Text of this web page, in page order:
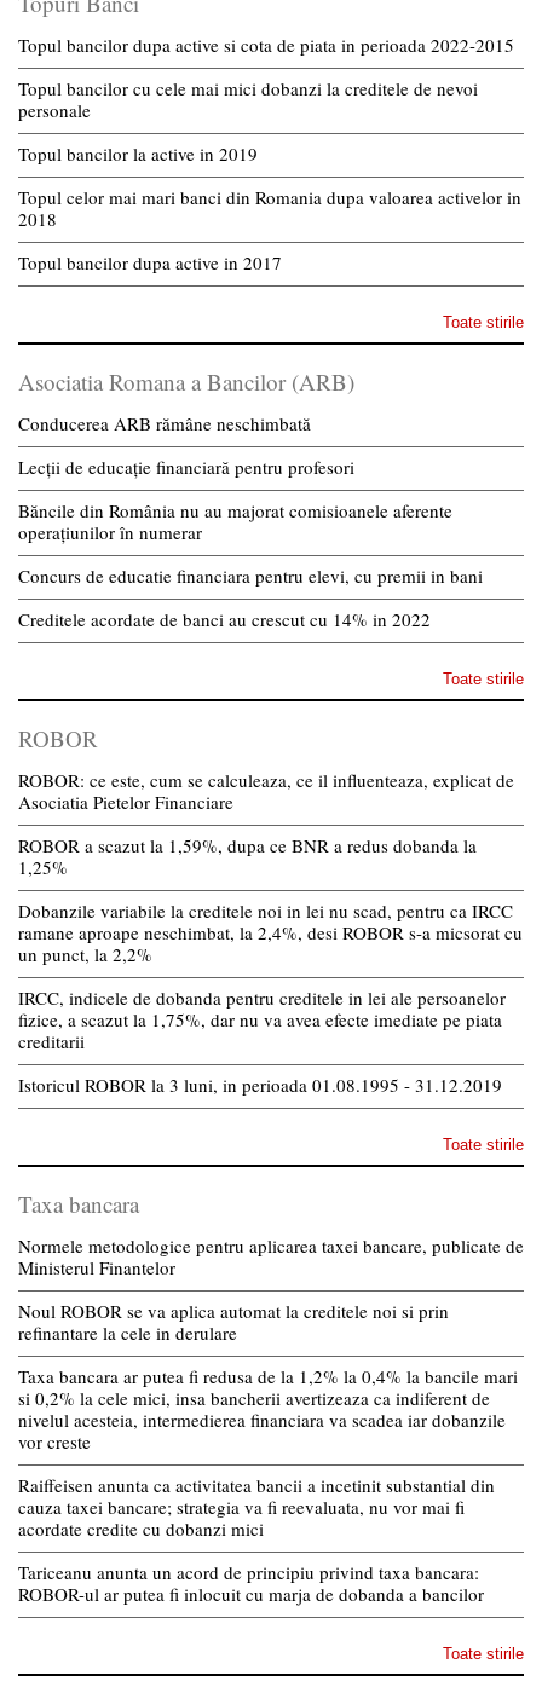
Topul bancilor dupa active si cota de piata in perioada 2022-2015
Topul bancilor cu cele mai mici dobanzi la creditele de nevoi
personale
Topul bancilor la active in 2019
Topul celor mai mari banci din Romania dupa valoarea activelor in
2018
Topul bancilor dupa active in 2017
Toate stirile
Asociatia Romana a Bancilor (ARB)
Conducerea ARB rămâne neschimbată
Lecții de educație financiară pentru profesori
Băncile din România nu au majorat comisioanele aferente
operațiunilor în numerar
Concurs de educatie financiara pentru elevi, cu premii in bani
Creditele acordate de banci au crescut cu 14% in 2022
Toate stirile
ROBOR
ROBOR: ce este, cum se calculeaza, ce il influenteaza, explicat de
Asociatia Pietelor Financiare
ROBOR a scazut la 1,59%, dupa ce BNR a redus dobanda la
1,25%
Dobanzile variabile la creditele noi in lei nu scad, pentru ca IRCC
ramane aproape neschimbat, la 2,4%, desi ROBOR s-a micsorat cu
un punct, la 2,2%
IRCC, indicele de dobanda pentru creditele in lei ale persoanelor
fizice, a scazut la 1,75%, dar nu va avea efecte imediate pe piata
creditarii
Istoricul ROBOR la 3 luni, in perioada 01.08.1995 - 31.12.2019
Toate stirile
Taxa bancara
Normele metodologice pentru aplicarea taxei bancare, publicate de
Ministerul Finantelor
Noul ROBOR se va aplica automat la creditele noi si prin
refinantare la cele in derulare
Taxa bancara ar putea fi redusa de la 1,2% la 0,4% la bancile mari
si 0,2% la cele mici, insa bancherii avertizeaza ca indiferent de
nivelul acesteia, intermedierea financiara va scadea iar dobanzile
vor creste
Raiffeisen anunta ca activitatea bancii a incetinit substantial din
cauza taxei bancare; strategia va fi reevaluata, nu vor mai fi
acordate credite cu dobanzi mici
Tariceanu anunta un acord de principiu privind taxa bancara:
ROBOR-ul ar putea fi inlocuit cu marja de dobanda a bancilor
Toate stirile